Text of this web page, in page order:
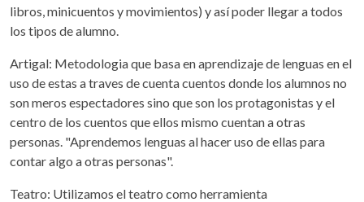
libros, minicuentos y movimientos) y así poder llegar a todos
los tipos de alumno.
Artigal: Metodologia que basa en aprendizaje de lenguas en el
uso de estas a traves de cuenta cuentos donde los alumnos no
son meros espectadores sino que son los protagonistas y el
centro de los cuentos que ellos mismo cuentan a otras
personas. "Aprendemos lenguas al hacer uso de ellas para
contar algo a otras personas".
Teatro: Utilizamos el teatro como herramienta